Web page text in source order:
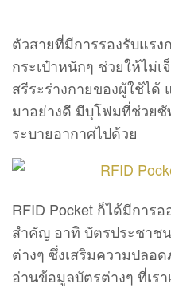
ตัวสายที่มีการรองรับแร
กระเป๋าหนักๆ ช่วยให้ไม่
สรีระร่างกายของผู้ใช้ไ
มาอย่างดี มีบุโฟมที่ช่วย
ระบายอากาศไปด้วย
RFID Pocket ก็ได้มีการ
สำคัญ อาทิ บัตรประชาช
ต่างๆ ซึ่งเสริมความปลอ
อ่านข้อมูลบัตรต่างๆ ที่เร